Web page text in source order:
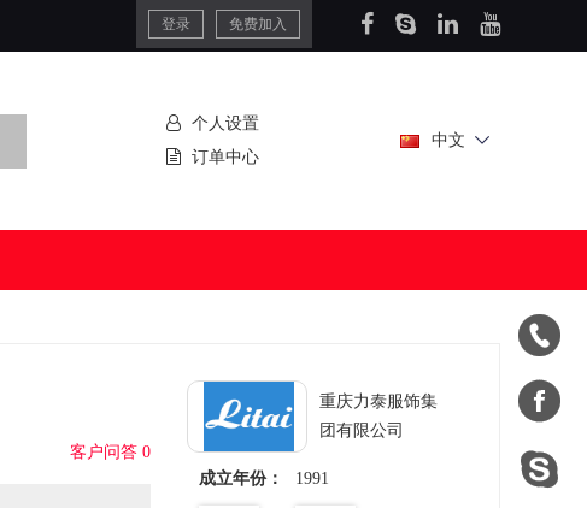
登录 免费加入



个人设置
订单中心
中文
客户问答 0
重庆力泰服饰集
团有限公司
成立年份： 1991